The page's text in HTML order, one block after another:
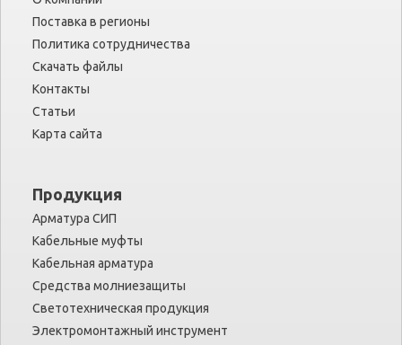
Поставка в регионы
Политика сотрудничества
Скачать файлы
Контакты
Статьи
Карта сайта
Продукция
Арматура СИП
Кабельные муфты
Кабельная арматура
Средства молниезащиты
Светотехническая продукция
Электромонтажный инструмент